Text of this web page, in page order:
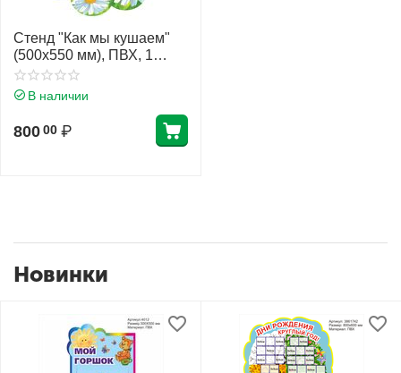
Стенд "Как мы кушаем"
(500х550 мм), ПВХ, 1
карман А4 (плоский)
В наличии
800 00 ₽
Новинки